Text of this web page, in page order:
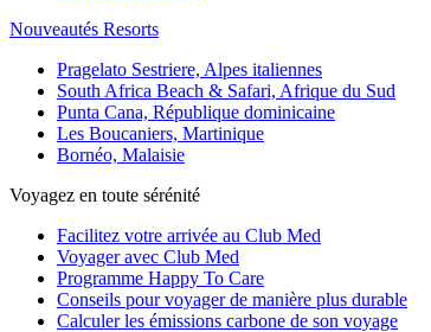
Nouveautés Resorts
Pragelato Sestriere, Alpes italiennes
South Africa Beach & Safari, Afrique du Sud
Punta Cana, République dominicaine
Les Boucaniers, Martinique
Bornéo, Malaisie
Voyagez en toute sérénité
Facilitez votre arrivée au Club Med
Voyager avec Club Med
Programme Happy To Care
Conseils pour voyager de manière plus durable
Calculer les émissions carbone de son voyage